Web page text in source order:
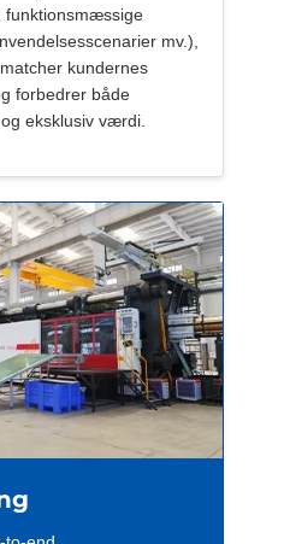
funktionsmæssige
mv.),
kundernes
forbedrer både
eksklusiv værdi.